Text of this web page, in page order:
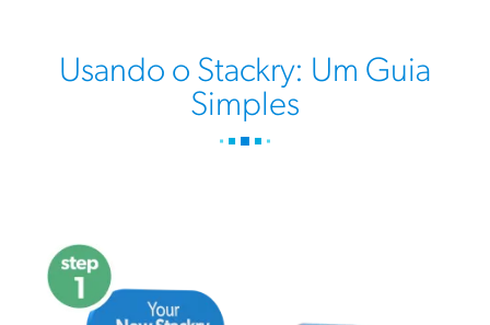
Usando o Stackry: Um Guia
Simples